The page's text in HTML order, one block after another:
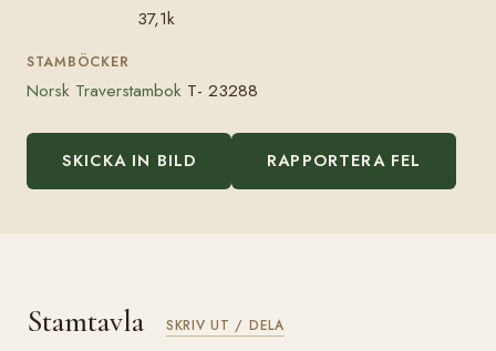
37,1k
STAMBÖCKER
Norsk Traverstambok T- 23288
SKICKA IN BILD RAPPORTERA FEL
Stamtavla SKRIV UT / DELA